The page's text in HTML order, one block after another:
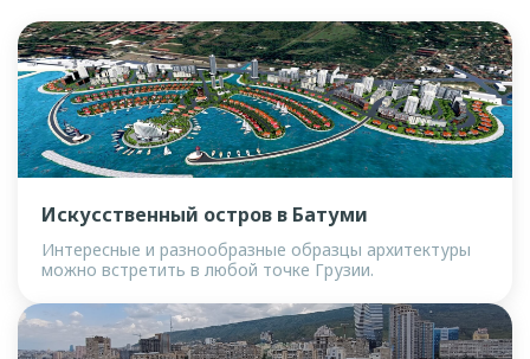
Искусственный остров в Батуми
Интересные и разнообразные образцы архитектуры
можно встретить в любой точке Грузии.